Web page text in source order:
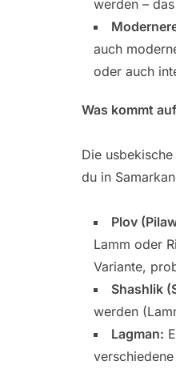
werden –
auch
oder auch
Was kommt
Die
du in
Plov
Lamm oder
Variante,
Shashlik
werden
Lagman: